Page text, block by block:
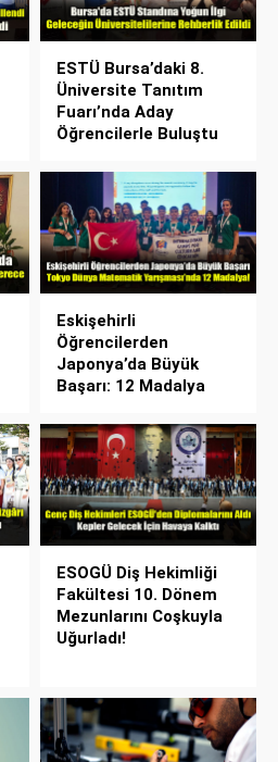
ESTÜ Bursa’daki 8.
Üniversite Tanıtım
Fuarı’nda Aday
Öğrencilerle Buluştu
Eskişehirli
Öğrencilerden
Japonya’da Büyük
Başarı: 12 Madalya
ESOGÜ Diş Hekimliği
Fakültesi 10. Dönem
Mezunlarını Coşkuyla
Uğurladı!